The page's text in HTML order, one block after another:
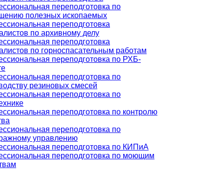
переподготовка по
полезных ископаемых
переподготовка
по архивному делу
переподготовка
по горноспасательным работам
переподготовка по РХБ-
переподготовка по
резиновых смесей
переподготовка по
переподготовка по контролю
переподготовка по
управлению
переподготовка по КИПиА
переподготовка по моющим